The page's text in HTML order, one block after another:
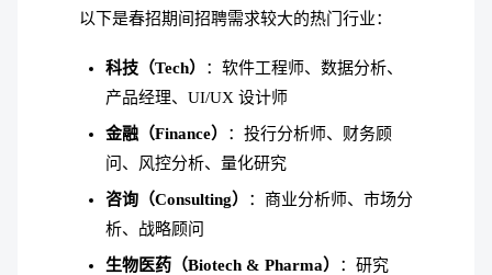
以下是春招期间招聘需求较大的热门行业：
科技（Tech）
：软件工程师、数据分析、
产品经理、UI/UX 设计师
金融（Finance）
：投行分析师、财务顾
问、风控分析、量化研究
咨询（Consulting）
：商业分析师、市场分
析、战略顾问
生物医药（Biotech & Pharma）
：研究